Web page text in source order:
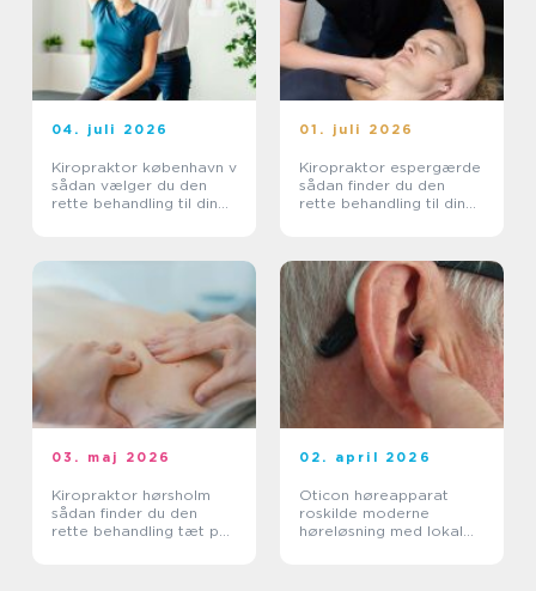
04. juli 2026
Kiropraktor københavn v
sådan vælger du den
rette behandling til dine
01. juli 2026
Kiropraktor espergærde
sådan finder du den
rette behandling til dine
03. maj 2026
Kiropraktor hørsholm
sådan finder du den
rette behandling tæt på
02. april 2026
Oticon høreapparat
roskilde moderne
høreløsning med lokal